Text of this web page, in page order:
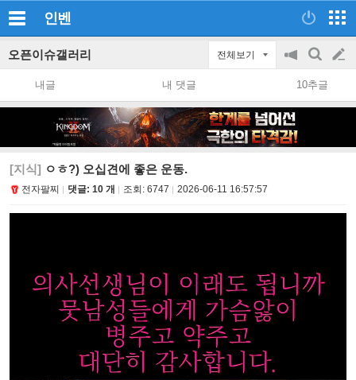
인벤
오픈이슈갤러리 전체보기
공
지
on/off
검
색
글
쓰
내글 내 댓글 10추글
[지식] ㅇㅎ?) 오십견에 좋은 운동.
전자팔찌 댓글: 10 개 조회: 6747 2026-06-11 16:57:57